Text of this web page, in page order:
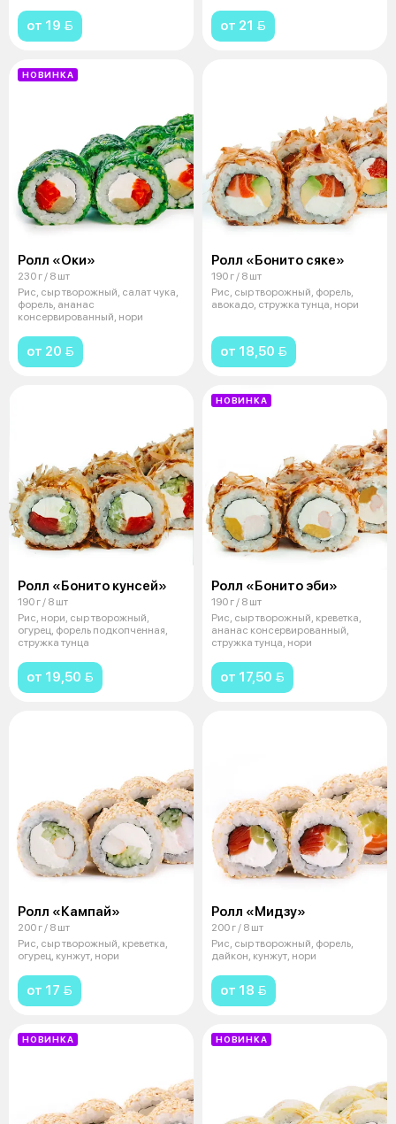
от 19  от 21 
НОВИНКА
Ролл «Оки»
230 г / 8 шт
Рис, сыр творожный, салат чука,
форель, ананас
консервированный, нори
от 20 
Ролл «Бонито сяке»
190 г / 8 шт
Рис, сыр творожный, форель,
авокадо, стружка тунца, нори
от 18,50 
Ролл «Бонито кунсей»
190 г / 8 шт
Рис, нори, сыр творожный,
огурец, форель подкопченная,
стружка тунца
от 19,50 
НОВИНКА
Ролл «Бонито эби»
190 г / 8 шт
Рис, сыр творожный, креветка,
ананас консервированный,
стружка тунца, нори
от 17,50 
Ролл «Кампай»
200 г / 8 шт
Рис, сыр творожный, креветка,
огурец, кунжут, нори
от 17 
Ролл «Мидзу»
200 г / 8 шт
Рис, сыр творожный, форель,
дайкон, кунжут, нори
от 18 
НОВИНКА НОВИНКА